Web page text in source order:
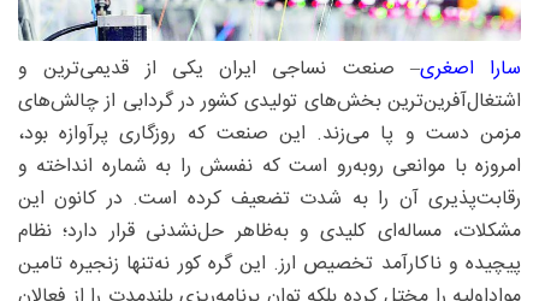
سارا اصغری– صنعت نساجی ایران یکی از قدیمی‌ترین و
اشتغال‌آفرین‌ترین بخش‌های تولیدی کشور در گردابی از چالش‌های
مزمن دست و پا می‌زند. این صنعت که روزگاری پرآوازه بود،
امروزه با موانعی روبه‌رو است که نفسش را به شماره انداخته و
رقابت‌پذیری آن را به شدت تضعیف کرده است. در کانون این
مشکلات، مساله‌ای کلیدی و به‌ظاهر حل‌نشدنی قرار دارد؛ نظام
پیچیده و ناکارآمد تخصیص ارز. این گره کور نه‌تنها زنجیره تامین